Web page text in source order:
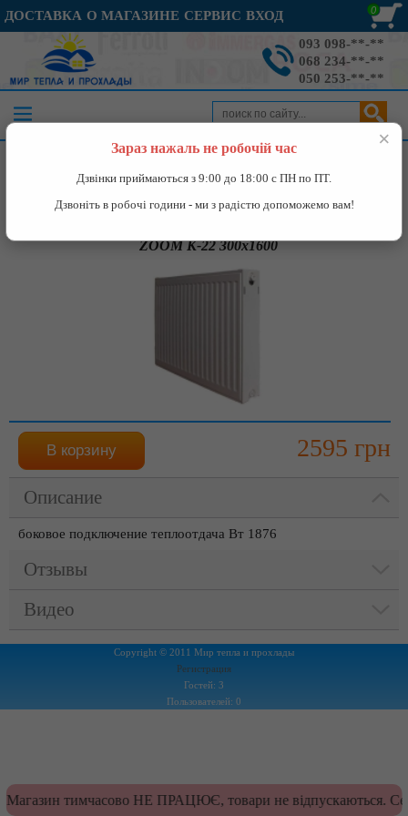
ДОСТАВКА О МАГАЗИНЕ СЕРВИС ВХОД 0
093 098-**-**
068 234-**-**
050 253-**-**
Отопление»Радиаторы»Стальные радиаторы
радиаторы ZOOM
» ZOOM К-22 300x1600
ZOOM К-22 300x1600
2595 грн
Описание
боковое подключение теплоотдача Вт 1876
Отзывы
Видео
Copyright © 2011 Мир тепла и прохлады
Регистрация
Гостей: 3
Пользователей: 0
Магазин тимчасово НЕ ПРАЦЮЄ, товари не відпускаються.
×
Зараз нажаль не робочій час
Дзвінки приймаються з 9:00 до 18:00 с ПН по ПТ.
Дзвоніть в робочі години - ми з радістю допоможемо вам!